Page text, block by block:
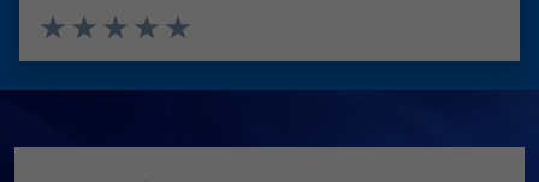
Valuta 5 stelle su 5
Valuta 4 stelle su 5
Valuta 3 stelle su 5
Valuta 2 stelle su 5
Valuta 1 stelle su 5